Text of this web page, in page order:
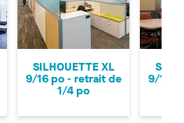
SILHOUETTE XL
9/16 po - retrait de
1/4 po
9/16